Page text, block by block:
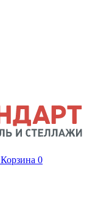
Корзина 0